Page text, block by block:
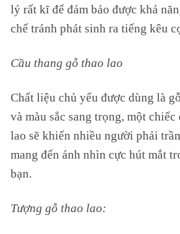
lý rất kĩ để đảm bảo được khả
chế tránh phát sinh ra tiếng kêu
Cầu thang gỗ thao lao
Chất liệu chủ yếu được dùng là
và màu sắc sang trọng, một
lao sẽ khiến nhiều người phải
mang đến ánh nhìn cực hút mắt
bạn.
Tượng gỗ thao lao: